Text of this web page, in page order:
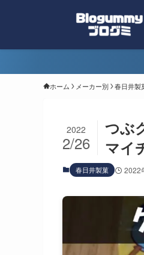
ホーム メーカー別 春日井製
つぶ
マイ
2022
2/26
春日井製菓 2022